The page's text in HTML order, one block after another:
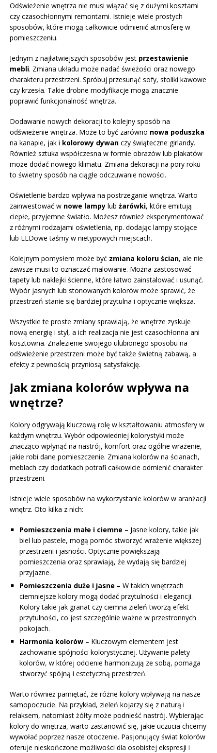
Odświeżenie wnętrza nie musi wiązać się z dużymi kosztami
czy czasochłonnymi remontami. Istnieje wiele prostych
sposobów, które mogą całkowicie odmienić atmosferę w
pomieszczeniu.
Jednym z najłatwiejszych sposobów jest przestawienie
mebli. Zmiana układu może nadać świeżości oraz nowego
charakteru przestrzeni. Spróbuj przesunąć sofy, stoliki kawowe
czy krzesła. Takie drobne modyfikacje mogą znacznie
poprawić funkcjonalność wnętrza.
Dodawanie nowych dekoracji to kolejny sposób na
odświeżenie wnętrza. Może to być zarówno nowa poduszka
na kanapie, jak i kolorowy dywan czy świąteczne girlandy.
Również sztuka współczesna w formie obrazów lub plakatów
może dodać nowego klimatu. Zmiana dekoracji na pory roku
to świetny sposób na ciągłe odczuwanie nowości.
Oświetlenie bardzo wpływa na postrzeganie wnętrza. Warto
zainwestować w nowe lampy lub żarówki, które emitują
ciepłe, przyjemne światło. Możesz również eksperymentować
z różnymi rodzajami oświetlenia, np. dodając lampy stojące
lub LEDowe taśmy w nietypowych miejscach.
Kolejnym pomysłem może być zmiana koloru ścian, ale nie
zawsze musi to oznaczać malowanie. Można zastosować
tapety lub naklejki ścienne, które łatwo zainstalować i usunąć.
Wybór jasnych lub stonowanych kolorów może sprawić, że
przestrzeń stanie się bardziej przytulna i optycznie większa.
Wszystkie te proste zmiany sprawiają, że wnętrze zyskuje
nową energię i styl, a ich realizacja nie jest czasochłonna ani
kosztowna. Znalezienie swojego ulubionego sposobu na
odświeżenie przestrzeni może być także świetną zabawą, a
efekty z pewnością przyniosą satysfakcję.
Jak zmiana kolorów wpływa na
wnętrze?
Kolory odgrywają kluczową rolę w kształtowaniu atmosfery w
każdym wnętrzu. Wybór odpowiedniej kolorystyki może
znacząco wpłynąć na nastrój, komfort oraz ogólne wrażenie,
jakie robi dane pomieszczenie. Zmiana kolorów na ścianach,
meblach czy dodatkach potrafi całkowicie odmienić charakter
przestrzeni.
Istnieje wiele sposobów na wykorzystanie kolorów w aranżacji
wnętrz. Oto kilka z nich:
Pomieszczenia małe i ciemne – Jasne kolory, takie jak
biel lub pastele, mogą pomóc stworzyć wrażenie większej
przestrzeni i jasności. Optycznie powiększają
pomieszczenia oraz sprawiają, że wydają się bardziej
przyjazne.
Pomieszczenia duże i jasne – W takich wnętrzach
ciemniejsze kolory mogą dodać przytulności i elegancji.
Kolory takie jak granat czy ciemna zieleń tworzą efekt
przytulności, co jest szczególnie ważne w przestronnych
pokojach.
Harmonia kolorów – Kluczowym elementem jest
zachowanie spójności kolorystycznej. Używanie palety
kolorów, w której odcienie harmonizują ze sobą, pomaga
stworzyć spójną i estetyczną przestrzeń.
Warto również pamiętać, że różne kolory wpływają na nasze
samopoczucie. Na przykład, zieleń kojarzy się z naturą i
relaksem, natomiast żółty może podnieść nastrój. Wybierając
kolory do wnętrza, warto zastanowić się, jakie uczucia chcemy
wywołać poprzez nasze otoczenie. Pasjonujący świat kolorów
oferuje nieskończone możliwości dla osobistej ekspresji i